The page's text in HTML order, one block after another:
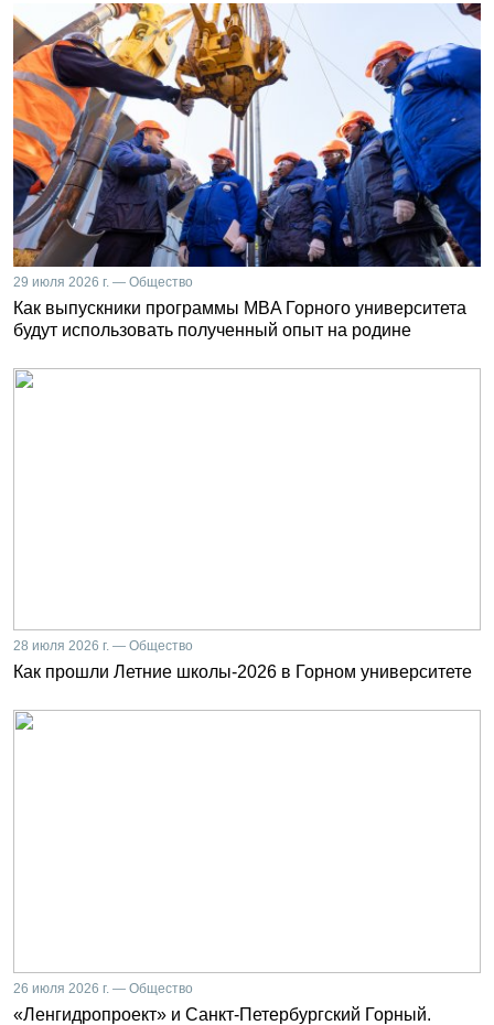
29 июля 2026 г. — Общество
Как выпускники программы MBA Горного университета
будут использовать полученный опыт на родине
28 июля 2026 г. — Общество
Как прошли Летние школы-2026 в Горном университете
26 июля 2026 г. — Общество
«Ленгидропроект» и Санкт-Петербургский Горный.